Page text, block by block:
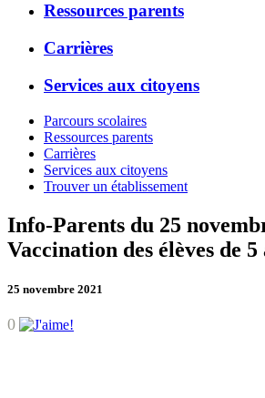
Ressources parents
Carrières
Services aux citoyens
Parcours scolaires
Ressources parents
Carrières
Services aux citoyens
Trouver un établissement
Info-Parents du 25
Vaccination des élèves de 5
25 novembre 2021
0